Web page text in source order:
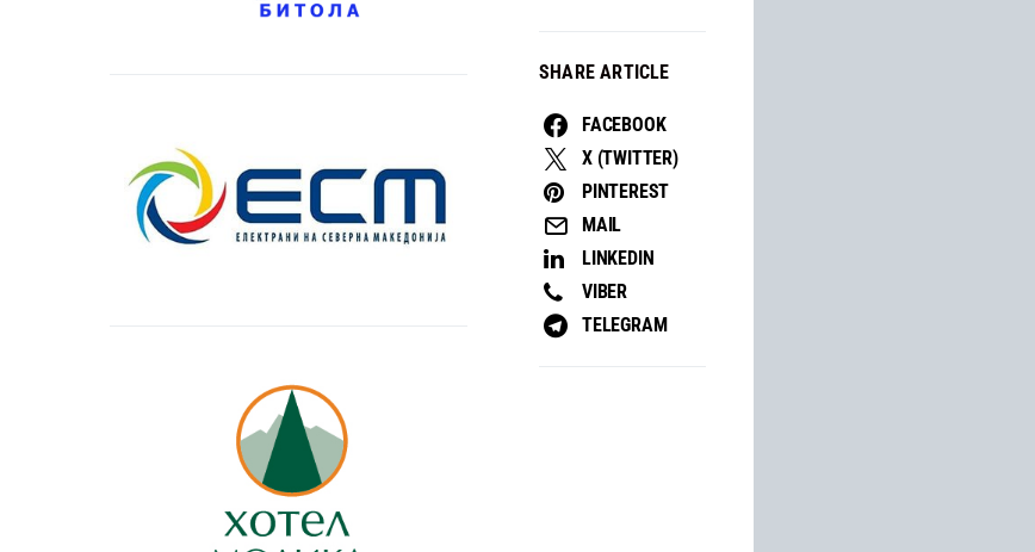
SHARE ARTICLE
FACEBOOK
X (TWITTER)
PINTEREST
MAIL
LINKEDIN
VIBER
TELEGRAM